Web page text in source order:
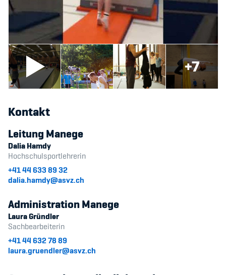
Sponsoren und Partner
Netzwerk
+7
Kontakt
Leitung Manege
Dalia Hamdy
Hochschulsportlehrerin
+41 44 633 89 32
dalia.hamdy@asvz.ch
Administration Manege
Laura Gründler
Sachbearbeiterin
+41 44 632 78 89
laura.gruendler@asvz.ch